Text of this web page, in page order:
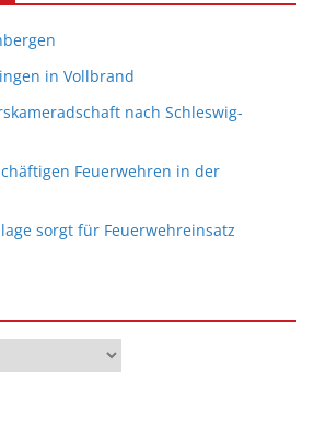
in Vollbrand
nach Schleswig-
Feuerwehren in der
sorgt für Feuerwehreinsatz